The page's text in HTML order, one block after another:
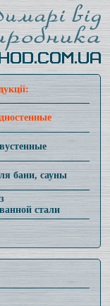
бани, сауны
стали